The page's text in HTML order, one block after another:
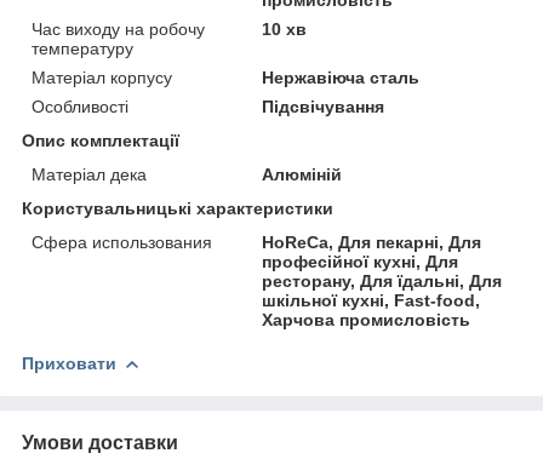
Час виходу на робочу
температуру
10 хв
Матеріал корпусу
Нержавіюча сталь
Особливості
Підсвічування
Опис комплектації
Матеріал дека
Алюміній
Користувальницькі характеристики
Сфера использования
HoReCa, Для пекарні, Для
професійної кухні, Для
ресторану, Для їдальні, Для
шкільної кухні, Fast-food,
Харчова промисловість
Приховати
Умови доставки